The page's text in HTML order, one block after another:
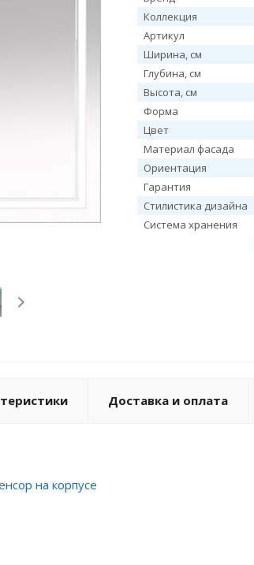
Коллекция
Артикул
Ширина, см
Глубина, см
Высота, см
Форма
Цвет
Материал фасада
Ориентация
Гарантия
Стилистика дизайна
Система хранения
Доставка и оплата
на корпусе